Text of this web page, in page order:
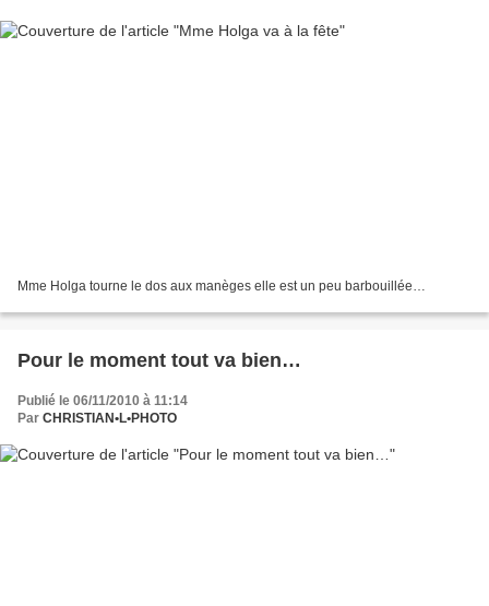
Mme Holga tourne le dos aux manèges elle est un peu barbouillée…
Pour le moment tout va bien…
Publié le 06/11/2010 à 11:14
Par CHRISTIAN•L•PHOTO